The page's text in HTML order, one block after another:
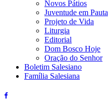
Novos Pátios
Juventude em Pauta
Projeto de Vida
Liturgia
Editorial
Dom Bosco Hoje
Oração do Senhor
Boletim Salesiano
Família Salesiana